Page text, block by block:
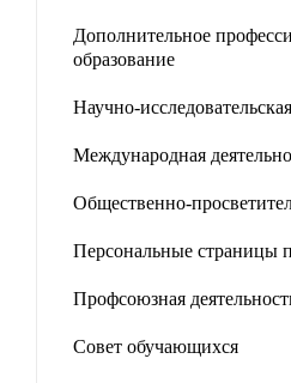
Дополнительное
образование
Научно-
Международная
Общественно-
Персональные страницы
Профсоюзная
Совет обучающихся